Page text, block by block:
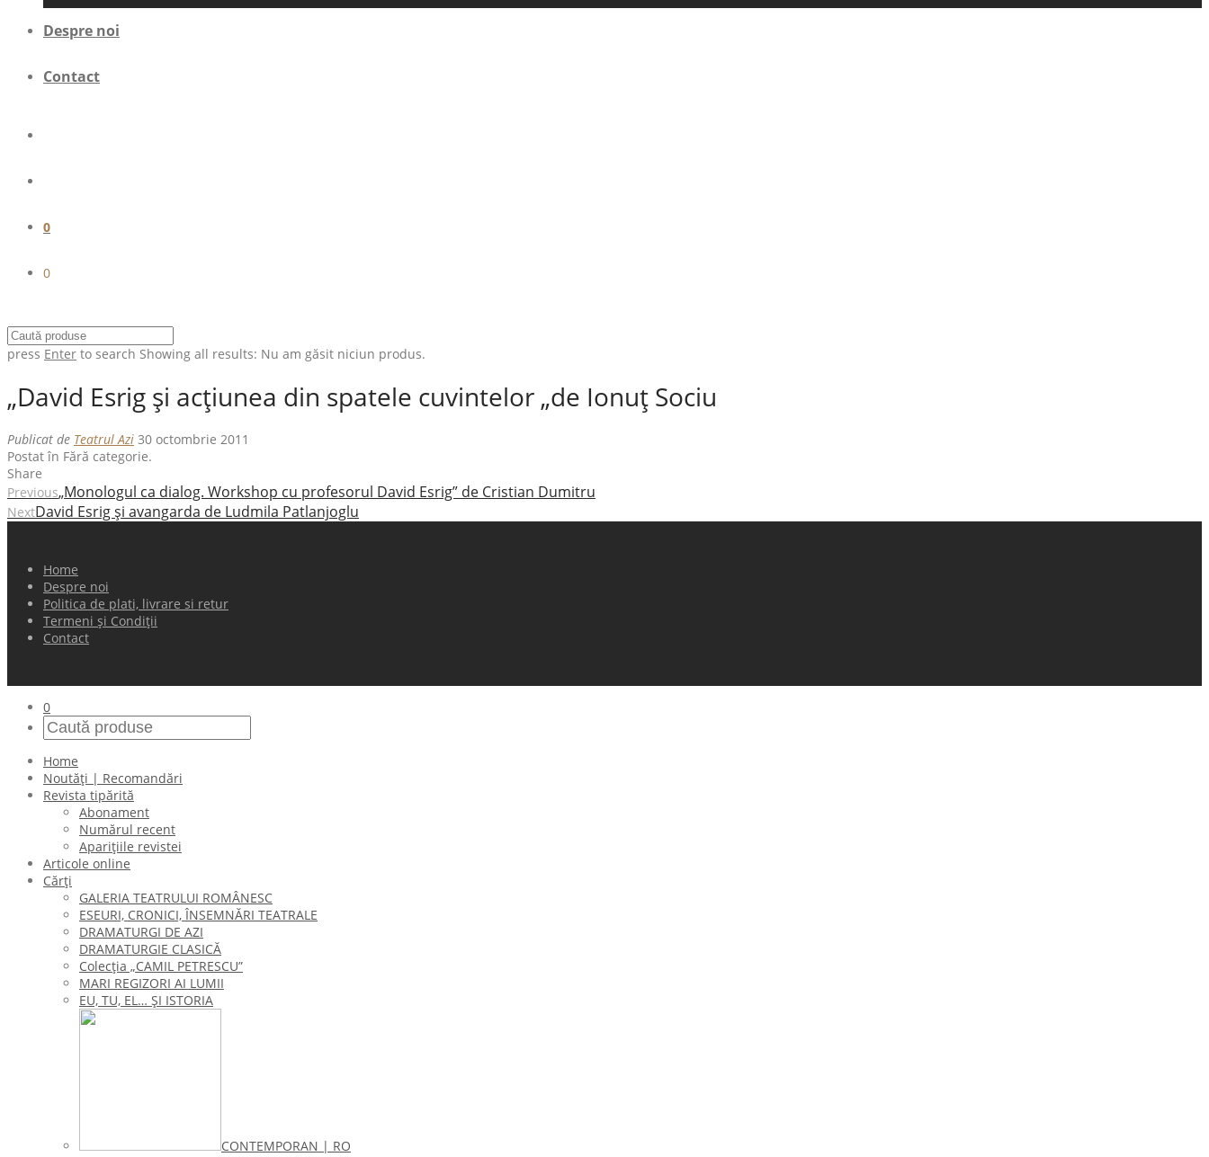
Despre noi
Contact
0
0
press Enter to search Showing all results: Nu am găsit niciun produs.
„David Esrig şi acţiunea din spatele cuvintelor „de Ionuţ Sociu
Publicat de Teatrul Azi 30 octombrie 2011
Postat în Fără categorie.
Share
Previous„Monologul ca dialog. Workshop cu profesorul David Esrig” de Cristian Dumitru
NextDavid Esrig şi avangarda de Ludmila Patlanjoglu
Home
Despre noi
Politica de plati, livrare si retur
Termeni și Condiții
Contact
0
Home
Noutăți | Recomandări
Revista tipărită
Abonament
Numărul recent
Aparițiile revistei
Articole online
Cărți
GALERIA TEATRULUI ROMÂNESC
ESEURI, CRONICI, ÎNSEMNĂRI TEATRALE
DRAMATURGI DE AZI
DRAMATURGIE CLASICĂ
Colecţia „CAMIL PETRESCU”
MARI REGIZORI AI LUMII
EU, TU, EL… ŞI ISTORIA
CONTEMPORAN | RO